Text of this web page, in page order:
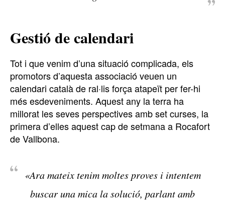
Gestió de calendari
Tot i que venim d’una situació complicada, els
promotors d’aquesta associació veuen un
calendari català de ral·lis força atapeït per fer-hi
més esdeveniments. Aquest any la terra ha
millorat les seves perspectives amb set curses, la
primera d’elles aquest cap de setmana a Rocafort
de Vallbona.
«Ara mateix tenim moltes proves i intentem
buscar una mica la solució, parlant amb